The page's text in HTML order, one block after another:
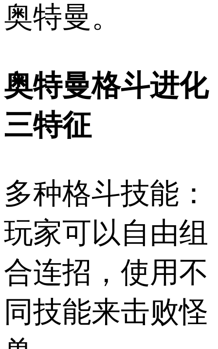
奥特曼。
奥特曼格斗进化
三特征
多种格斗技能：
玩家可以自由组
合连招，使用不
同技能来击败怪